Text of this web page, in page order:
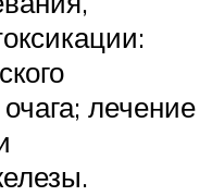
лечение